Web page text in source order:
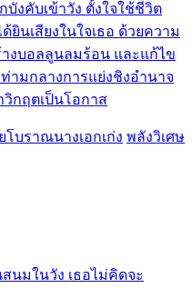
งคับเข้าวัง ตั้งใจใช้ชีวิต
นเสียงในใจเธอ ด้วยความ
งบอลลูนลมร้อน และแก้ไข
ามกลางการแย่งชิงอำนาจ
วิกฤตเป็นโอกาส
โบราณนางเอกเก่ง พลังวิเศษ
นมในวัง เธอไม่คิดจะ